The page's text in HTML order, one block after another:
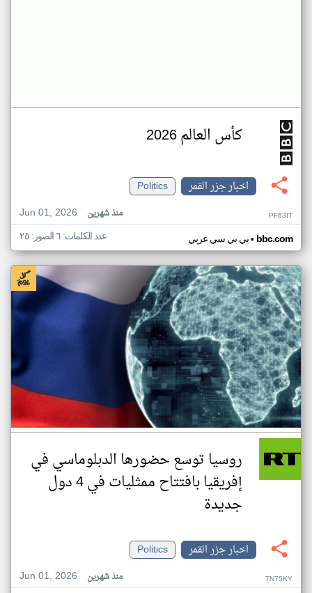
كأس العالم 2026
اخبار جزر القمر
Politics
Jun 01, 2026
منذ شهرين PF63IT
بي بي سي عربي• bbc.com عدد الكلمات: ٦ الصور: ٢٥
روسيا توسع حضورها الدبلوماسي في
إفريقيا بافتتاح ممثليات في 4 دول
جديدة
اخبار جزر القمر
Politics
Jun 01, 2026
منذ شهرين TN75KY